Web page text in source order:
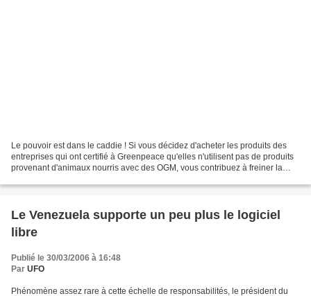
Le pouvoir est dans le caddie ! Si vous décidez d'acheter les produits des
entreprises qui ont certifié à Greenpeace qu'elles n'utilisent pas de produits
provenant d'animaux nourris avec des OGM, vous contribuez à freiner la
Le Venezuela supporte un peu plus le logiciel
libre
Publié le 30/03/2006 à 16:48
Par UFO
Phénomène assez rare à cette échelle de responsabilités, le président du